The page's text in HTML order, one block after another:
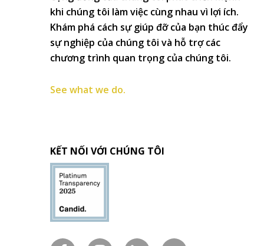
khi chúng tôi làm việc cùng nhau vì lợi ích.
Khám phá cách sự giúp đỡ của bạn thúc đẩy
sự nghiệp của chúng tôi và hỗ trợ các
chương trình quan trọng của chúng tôi.
See what we do.
KẾT NỐI VỚI CHÚNG TÔI